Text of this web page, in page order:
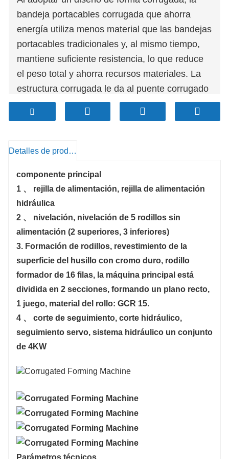
bandeja portacables corrugada que ahorra
energía utiliza menos material que las bandejas
portacables tradicionales y, al mismo tiempo,
mantiene suficiente resistencia, lo que reduce
el peso total y ahorra recursos materiales. La
estructura corrugada le da al puente corrugado
que ahorra energía buenas capacidades de
flexión y soporte de carga, lo que le permite
alineación estable de cables y líneas. Este
cable corrugado y los lados mediante soldadura
para formar el puente corrugado. Las 16 filas
de rodillos formadores garantizan la estabilidad
de la salida y el mejor tipo de material. Se
acepta personalización. Por favor contáctenos
para sus necesidades y le daremos la mejor
solución.
Detalles de producto
componente principal
1 、 rejilla de alimentación, rejilla de alimentación
hidráulica
2 、 nivelación, nivelación de 5 rodillos sin
alimentación (2 superiores, 3 inferiores)
3. Formación de rodillos, revestimiento de la
superficie del husillo con cromo duro, rodillo
formador de 16 filas, la máquina principal está
dividida en 2 secciones, formando un plano recto,
1 juego, material del rollo: GCR 15.
4 、 corte de seguimiento, corte hidráulico,
seguimiento servo, sistema hidráulico un conjunto
de 4KW
Parámetros técnicos